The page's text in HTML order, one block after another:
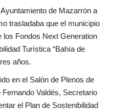
de Mazarrón a
trasladaba que el municipio
los Fondos Next Generation
Turística “Bahía de
años.
en el Salón de Plenos de
Valdés, Secretario
el Plan de Sostenibilidad